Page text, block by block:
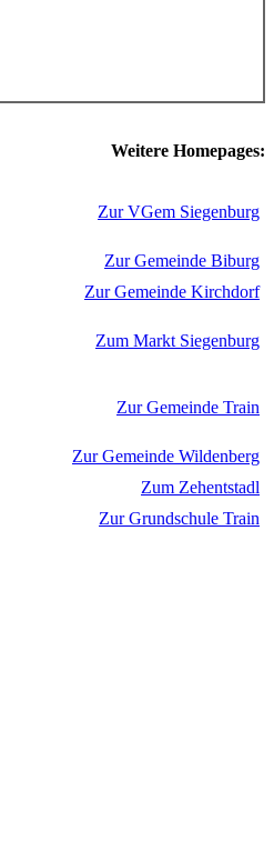
Weitere Homepages:
Zur VGem Siegenburg
Zur Gemeinde Biburg
Zur Gemeinde Kirchdorf
Zum Markt Siegenburg
Zur Gemeinde Train
Zur Gemeinde Wildenberg
Zum Zehentstadl
Zur Grundschule Train